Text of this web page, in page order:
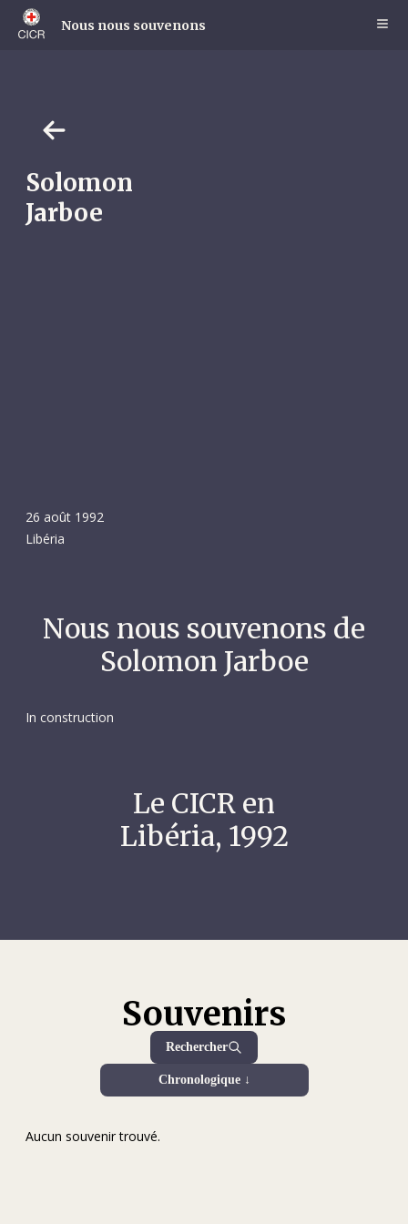
Skip
main
Nous nous souvenons
Solomon
Jarboe
26 août 1992
Libéria
Nous nous souvenons de
Solomon Jarboe
In construction
Le CICR en
Libéria, 1992
Souvenirs
Rechercher
Chronologique ↓
Aucun souvenir trouvé.